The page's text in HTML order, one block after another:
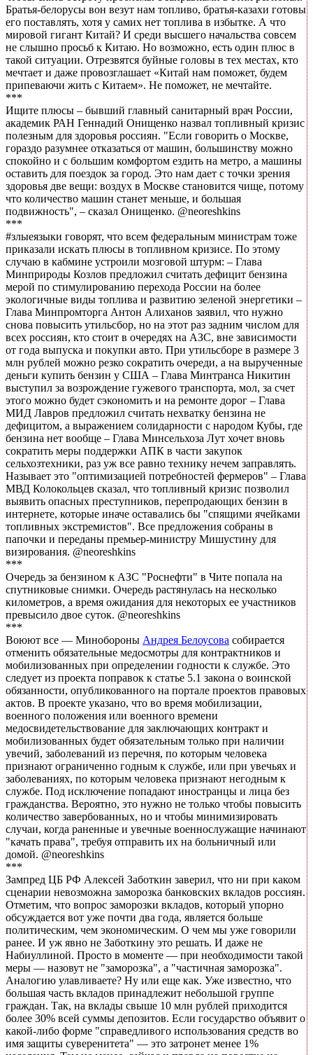
Братья-белорусы вон везут нам топливо, братья-казахи готовы
его поставлять, хотя у самих нет топлива в избытке. А что
мировой гигант Китай? И среди высшего начальства совсем
не слышно просьб к Китаю. Но возможно, есть один плюс в
такой ситуации. Отрезвятся буйные головы в тех местах, кто
мечтает и даже провозглашает «Китай нам поможет, будем
припеваючи жить с Китаем». Не поможет, не мечтайте.
***
Ищите плюсы – бывший главный санитарный врач России,
академик РАН Геннадий Онищенко назвал топливный кризис
полезным для здоровья россиян. "Если говорить о Москве,
гораздо разумнее отказаться от машин, большинству можно
спокойно и с большим комфортом ездить на метро, а машины
оставить для поездок за город. Это нам дает с точки зрения
здоровья две вещи: воздух в Москве становится чище, потому
что количество машин станет меньше, и большая
подвижность", – сказал Онищенко. @neoreshkins
***
#злыеязыки говорят, что всем федеральным министрам тоже
приказали искать плюсы в топливном кризисе. По этому
случаю в кабмине устроили мозговой штурм: – Глава
Минприроды Козлов предложил считать дефицит бензина
мерой по стимулированию перехода России на более
экологичные виды топлива и развитию зеленой энергетики –
Глава Минпромторга Антон Алиханов заявил, что нужно
снова повысить утильсбор, но на этот раз задним числом для
всех россиян, кто стоит в очередях на АЗС, вне зависимости
от года выпуска и покупки авто. При утильсборе в размере 3
млн рублей можно резко сократить очереди, а на вырученные
деньги купить бензин у США – Глава Минтранса Никитин
выступил за возрождение гужевого транспорта, мол, за счет
этого можно будет сэкономить и на ремонте дорог – Глава
МИД Лавров предложил считать нехватку бензина не
дефицитом, а выражением солидарности с народом Кубы, где
бензина нет вообще – Глава Минсельхоза Лут хочет вновь
сократить меры поддержки АПК в части закупок
сельхозтехники, раз уж все равно технику нечем заправлять.
Называет это "оптимизацией потребностей фермеров" – Глава
МВД Колокольцев сказал, что топливный кризис позволил
выявить опасных преступников, перепродающих бензин в
интернете, которые иначе оставались бы "спящими ячейками
топливных экстремистов". Все предложения собраны в
папочки и переданы премьер-министру Мишустину для
визирования. @neoreshkins
***
Очередь за бензином к АЗС "Роснефти" в Чите попала на
спутниковые снимки. Очередь растянулась на несколько
километров, а время ожидания для некоторых ее участников
превысило двое суток. @neoreshkins
***
Воюют все — Минобороны Андрея Белоусова собирается
отменить обязательные медосмотры для контрактников и
мобилизованных при определении годности к службе. Это
следует из проекта поправок к статье 5.1 закона о воинской
обязанности, опубликованного на портале проектов правовых
актов. В проекте указано, что во время мобилизации,
военного положения или военного времени
медосвидетельствование для заключающих контракт и
мобилизованных будет обязательным только при наличии
увечий, заболеваний из перечня, по которым человека
признают ограниченно годным к службе, или при увечьях и
заболеваниях, по которым человека признают негодным к
службе. Под исключение попадают иностранцы и лица без
гражданства. Вероятно, это нужно не только чтобы повысить
количество завербованных, но и чтобы минимизировать
случаи, когда раненные и увечные военнослужащие начинают
"качать права", требуя отправить их на больничный или
домой. @neoreshkins
***
Зампред ЦБ РФ Алексей Заботкин заверил, что ни при каком
сценарии невозможна заморозка банковских вкладов россиян.
Отметим, что вопрос заморозки вкладов, который упорно
обсуждается вот уже почти два года, является больше
политическим, чем экономическим. О чем мы уже говорили
ранее. И уж явно не Заботкину это решать. И даже не
Набиуллиной. Просто в моменте — при необходимости такой
меры — назовут не "заморозка", а "частичная заморозка".
Аналогию улавливаете? Ну или еще как. Уже известно, что
большая часть вкладов принадлежит небольшой группе
граждан. Так, на вклады свыше 10 млн рублей приходится
более 30% всей суммы депозитов. Если государство объявит о
какой-либо форме "справедливого использования средств во
имя защиты суверенитета" — это затронет менее 1%